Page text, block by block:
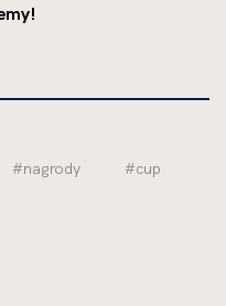
#nagrody
#cup